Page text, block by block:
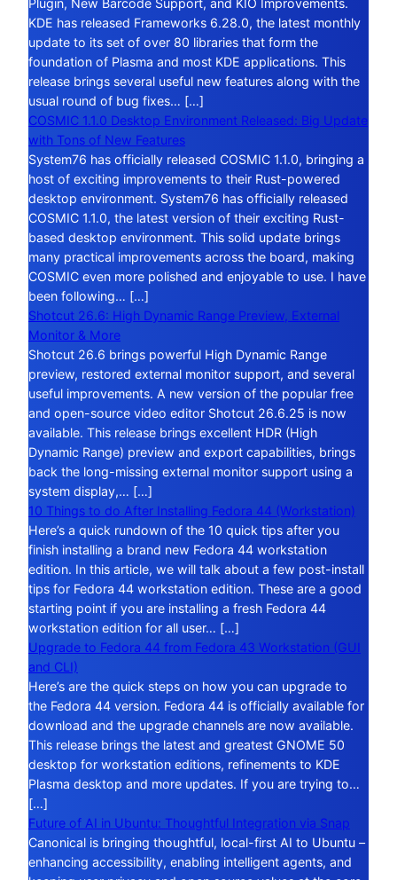
Plugin, New Barcode Support, and KIO Improvements.
KDE has released Frameworks 6.28.0, the latest monthly
update to its set of over 80 libraries that form the
foundation of Plasma and most KDE applications. This
release brings several useful new features along with the
usual round of bug fixes… […]
COSMIC 1.1.0 Desktop Environment Released: Big Update
with Tons of New Features
System76 has officially released COSMIC 1.1.0, bringing a
host of exciting improvements to their Rust-powered
desktop environment. System76 has officially released
COSMIC 1.1.0, the latest version of their exciting Rust-
based desktop environment. This solid update brings
many practical improvements across the board, making
COSMIC even more polished and enjoyable to use. I have
been following… […]
Shotcut 26.6: High Dynamic Range Preview, External
Monitor & More
Shotcut 26.6 brings powerful High Dynamic Range
preview, restored external monitor support, and several
useful improvements. A new version of the popular free
and open-source video editor Shotcut 26.6.25 is now
available. This release brings excellent HDR (High
Dynamic Range) preview and export capabilities, brings
back the long-missing external monitor support using a
system display,… […]
10 Things to do After Installing Fedora 44 (Workstation)
Here’s a quick rundown of the 10 quick tips after you
finish installing a brand new Fedora 44 workstation
edition. In this article, we will talk about a few post-install
tips for Fedora 44 workstation edition. These are a good
starting point if you are installing a fresh Fedora 44
workstation edition for all user… […]
Upgrade to Fedora 44 from Fedora 43 Workstation (GUI
and CLI)
Here’s are the quick steps on how you can upgrade to
the Fedora 44 version. Fedora 44 is officially available for
download and the upgrade channels are now available.
This release brings the latest and greatest GNOME 50
desktop for workstation editions, refinements to KDE
Plasma desktop and more updates. If you are trying to…
[…]
Future of AI in Ubuntu: Thoughtful Integration via Snap
Canonical is bringing thoughtful, local-first AI to Ubuntu –
enhancing accessibility, enabling intelligent agents, and